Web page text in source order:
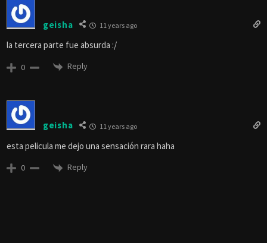
geisha 11 years ago
la tercera parte fue absurda :/
0 Reply
geisha 11 years ago
esta pelicula me dejo una sensación rara haha
0 Reply